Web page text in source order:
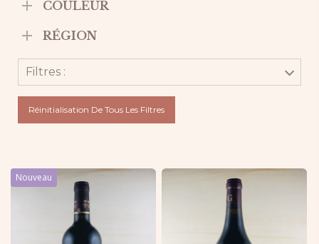
COULEUR
RÉGION
Filtres :
Réinitialisation De Tous Les Filtres
Nouveau